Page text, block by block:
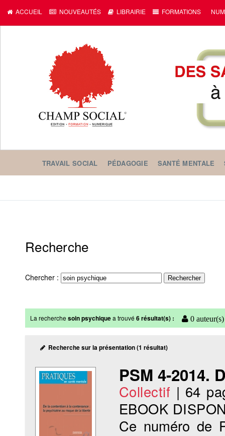
ACCUEIL NOUVEAUTÉS LIBRAIRIE FORMATIONS
TRAVAIL SOCIAL PÉDAGOGIE SANTÉ MENTALE
Recherche
Chercher :
La recherchesoin psychiquea trouvé6 résultat(s) : 0 auteur(s)
Recherche sur la présentation (1 résultat)
PSM 4-2014.
Collectif | 64
EBOOK
Ce numéro de